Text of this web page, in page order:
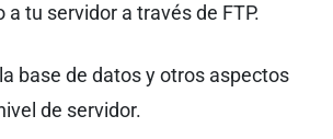
a tu servidor a través de FTP.
base de datos y otros aspectos
de servidor.